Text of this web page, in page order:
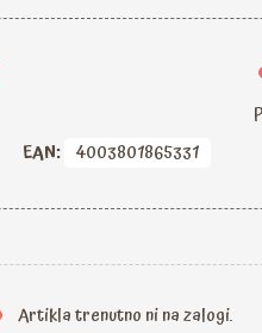
EAN: 4003801865331
Artikla trenutno ni na zalogi.